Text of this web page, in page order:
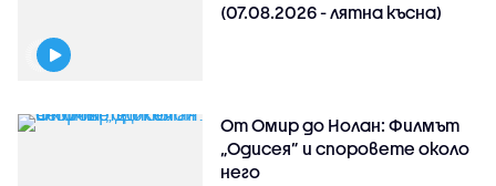
(07.08.2026 - лятна късна)
От Омир до Нолан: Филмът
„Одисея” и споровете около
него